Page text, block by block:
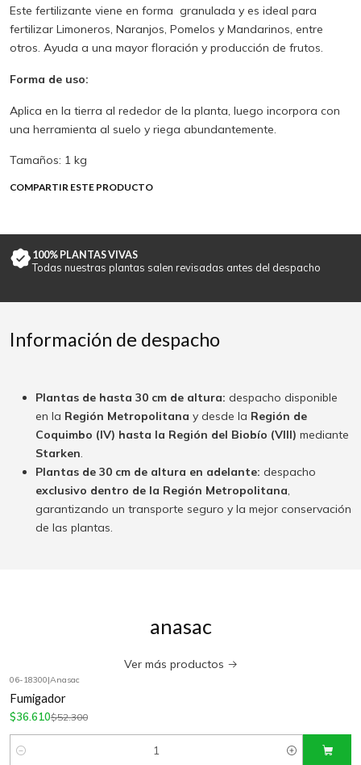
Este fertilizante viene en forma granulada y es ideal para
fertilizar Limoneros, Naranjos, Pomelos y Mandarinos, entre
otros. Ayuda a una mayor floración y producción de frutos.
Forma de uso:
Aplica en la tierra al rededor de la planta, luego incorpora con
una herramienta al suelo y riega abundantemente.
Tamaños: 1 kg
COMPARTIR ESTE PRODUCTO
100% PLANTAS VIVAS
Todas nuestras plantas salen revisadas antes del despacho
Información de despacho
Plantas de hasta 30 cm de altura: despacho disponible
en la Región Metropolitana y desde la Región de
Coquimbo (IV) hasta la Región del Biobío (VIII) mediante
Starken.
Plantas de 30 cm de altura en adelante: despacho
exclusivo dentro de la Región Metropolitana,
garantizando un transporte seguro y la mejor conservación
de las plantas.
anasac
Ver más productos
06-18300|Anasac
Fumigador
$36.610$52.300
Cantidad